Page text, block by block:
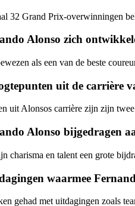
32 Grand Prix-overwinningen
Alonso zich
als een van de beste
uit de carrière
uit Alonsos carrière zijn zijn
Alonso bijgedragen
charisma en talent een grote
waarmee
gehad met uitdagingen zoals